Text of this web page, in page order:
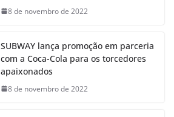
8 de novembro de 2022
SUBWAY lança promoção em parceria
com a Coca-Cola para os torcedores
apaixonados
8 de novembro de 2022